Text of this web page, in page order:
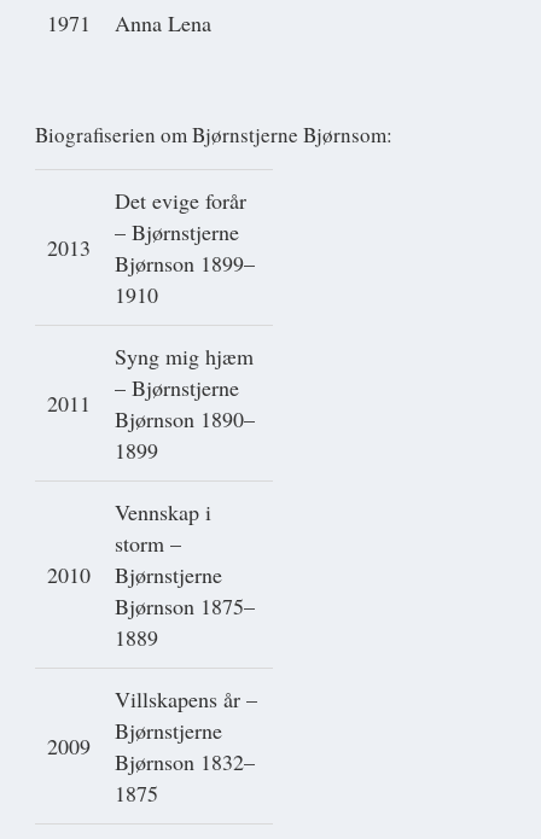
1971 Anna Lena
Biografiserien om Bjørnstjerne Bjørnsom:
2013
Det evige forår
– Bjørnstjerne
Bjørnson 1899–
1910
2011
Syng mig hjæm
– Bjørnstjerne
Bjørnson 1890–
1899
2010
Vennskap i
storm –
Bjørnstjerne
Bjørnson 1875–
1889
2009
Villskapens år –
Bjørnstjerne
Bjørnson 1832–
1875